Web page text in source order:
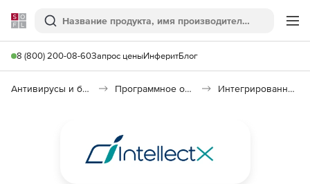
Softline
Поиск
8 (800) 200-08-60Запрос ценыИнферитБлог
Антивирусы и безопасность Программное обеспечение для контроля доступа Интегрированная система безопасности «Интеллект»